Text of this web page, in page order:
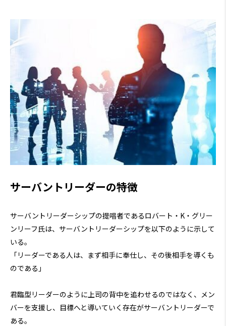
サーバントリーダーの特徴
サーバントリーダーシップの提唱者であるロバート・K・グリー
ンリーフ氏は、サーバントリーダーシップを以下のように示して
いる。
「リーダーである人は、まず相手に奉仕し、その後相手を導くも
のである」
君臨型リーダーのように上司の背中を追わせるのではなく、メン
バーを支援し、目標へと導いていく存在がサーバントリーダーで
ある。